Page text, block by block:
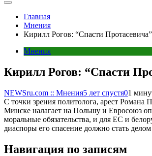
Главная
Мнения
Кирилл Рогов: “Спасти Протасевича”
Мнения
Кирилл Рогов: “Спасти
NEWSru.com :: Мнения5 лет спустя01
С точки зрения политолога, арест Романа
Минске налагает на Польшу и Евросоюз
моральные обязательства, и для ЕС и
диаспоры его спасение должно стать делом
Навигация по записям